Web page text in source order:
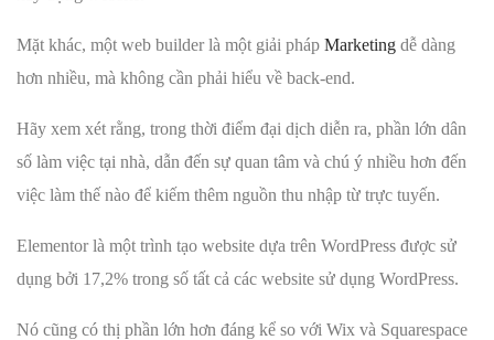
Mặt khác, một web builder là một giải pháp Marketing dễ dàng
hơn nhiều, mà không cần phải hiểu về back-end.
Hãy xem xét rằng, trong thời điểm đại dịch diễn ra, phần lớn dân
số làm việc tại nhà, dẫn đến sự quan tâm và chú ý nhiều hơn đến
việc làm thế nào để kiếm thêm nguồn thu nhập từ trực tuyến.
Elementor là một trình tạo website dựa trên WordPress được sử
dụng bởi 17,2% trong số tất cả các website sử dụng WordPress.
Nó cũng có thị phần lớn hơn đáng kể so với Wix và Squarespace